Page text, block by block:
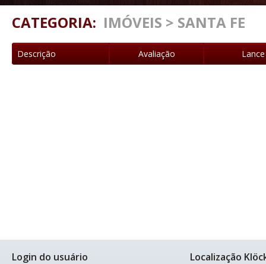
CATEGORIA: IMÓVEIS > SANTA FE
Descrição Avaliação
Login do usuário Localização